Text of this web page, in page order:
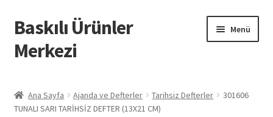
Dolaşıma
geç
İçeriğe
geç
Baskılı Ürünler
Merkezi
Menü
Baskılı Ürünler
Ana Sayfa Ajanda ve Defterler Tarihsiz Defterler
301606
TUNALI SARI TARİHSİZ DEFTER (13X21 CM)